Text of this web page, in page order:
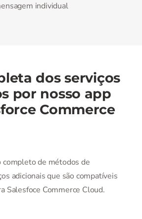
individual
dos serviços
por nosso app
Commerce
completo de métodos de
adicionais que são compatíveis
Salesfoce Commerce Cloud.